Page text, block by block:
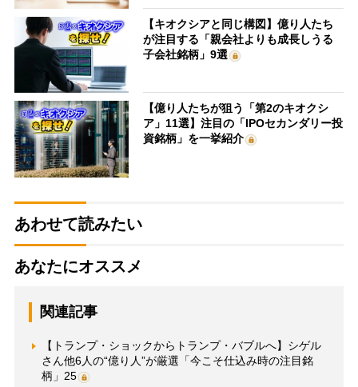
【キオクシアと同じ構図】億り人たち
が注目する「親会社よりも成長しうる
子会社銘柄」9選
【億り人たちが狙う「第2のキオクシ
ア」11選】注目の「IPOセカンダリー投
資銘柄」を一挙紹介
あわせて読みたい
あなたにオススメ
関連記事
【トランプ・ショックからトランプ・バブルへ】シゲル
さん他6人の“億り人”が厳選「今こそ仕込み時の注目銘
柄」25